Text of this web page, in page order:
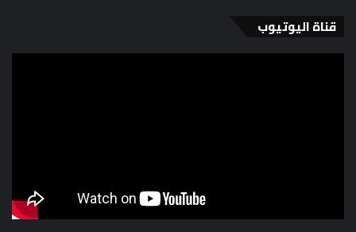
قناة اليوتيوب